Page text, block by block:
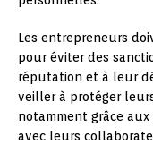
Les entrepreneurs
pour éviter des
réputation et à leur
veiller à protéger
notamment grâce
avec leurs